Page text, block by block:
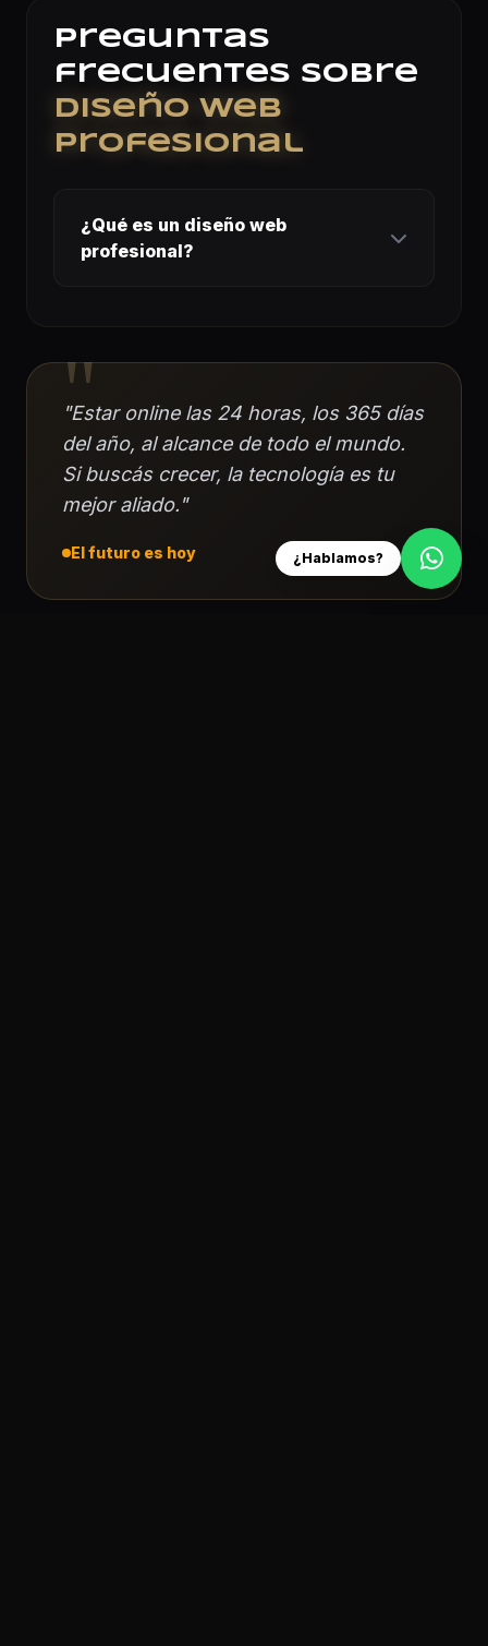
Preguntas
frecuentes sobre
Diseño Web
Profesional
¿Qué es un diseño web
profesional?
experiencia en donde no solo abarca el
conjunto de sumatorias que ayudan a
dejar tu sitio web adaptado a tu
necesidad actual.
"
"Estar online las 24 horas, los 365 días
del año, al alcance de todo el mundo.
Si buscás crecer, la tecnología es tu
mejor aliado."
El futuro es hoy ¿Hablamos?